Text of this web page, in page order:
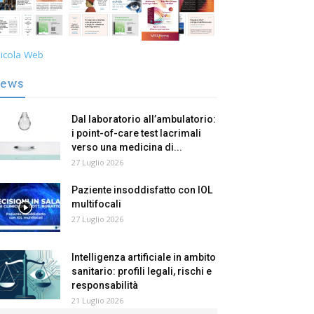
Web
Dal laboratorio all’ambulatorio:
i point-of-care test lacrimali
verso una medicina di...
27 Luglio 2026
Paziente insoddisfatto con IOL
multifocali
27 Luglio 2026
Intelligenza artificiale in ambito
sanitario: profili legali, rischi e
responsabilità
21 Luglio 2026